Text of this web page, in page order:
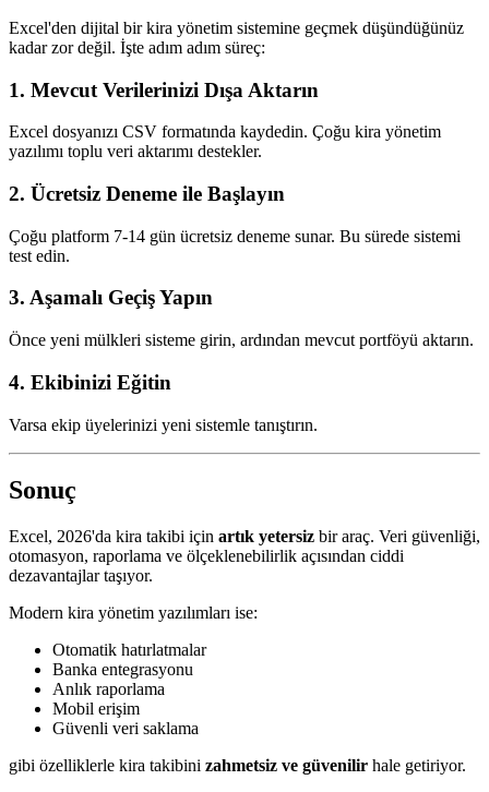
Excel'den dijital bir kira yönetim sistemine geçmek düşündüğünüz
kadar zor değil. İşte adım adım süreç:
1. Mevcut Verilerinizi Dışa Aktarın
Excel dosyanızı CSV formatında kaydedin. Çoğu kira yönetim
yazılımı toplu veri aktarımı destekler.
2. Ücretsiz Deneme ile Başlayın
Çoğu platform 7-14 gün ücretsiz deneme sunar. Bu sürede sistemi
test edin.
3. Aşamalı Geçiş Yapın
Önce yeni mülkleri sisteme girin, ardından mevcut portföyü aktarın.
4. Ekibinizi Eğitin
Varsa ekip üyelerinizi yeni sistemle tanıştırın.
Sonuç
Excel, 2026'da kira takibi için artık yetersiz bir araç. Veri güvenliği,
otomasyon, raporlama ve ölçeklenebilirlik açısından ciddi
dezavantajlar taşıyor.
Modern kira yönetim yazılımları ise:
Otomatik hatırlatmalar
Banka entegrasyonu
Anlık raporlama
Mobil erişim
Güvenli veri saklama
gibi özelliklerle kira takibini zahmetsiz ve güvenilir hale getiriyor.